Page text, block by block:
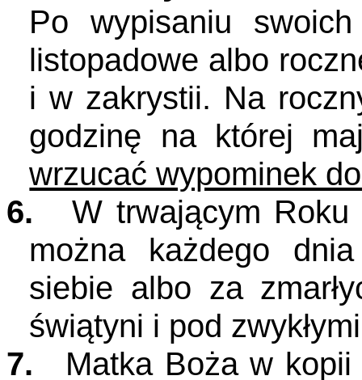
Po wypisaniu
listopadowe albo
i w zakrystii. Na
godzinę na której
wrzucać wypominek
6.
W trwającym
można każdego
siebie albo za
świątyni i pod
7.
Matka Boża w